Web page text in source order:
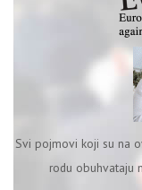
Svi pojmovi koji su na
rodu obuhvataju